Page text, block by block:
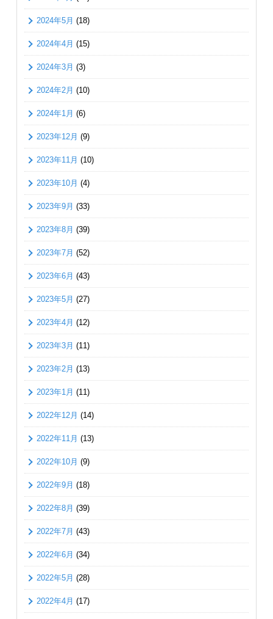
2024年5月 (18)
2024年4月 (15)
2024年3月 (3)
2024年2月 (10)
2024年1月 (6)
2023年12月 (9)
2023年11月 (10)
2023年10月 (4)
2023年9月 (33)
2023年8月 (39)
2023年7月 (52)
2023年6月 (43)
2023年5月 (27)
2023年4月 (12)
2023年3月 (11)
2023年2月 (13)
2023年1月 (11)
2022年12月 (14)
2022年11月 (13)
2022年10月 (9)
2022年9月 (18)
2022年8月 (39)
2022年7月 (43)
2022年6月 (34)
2022年5月 (28)
2022年4月 (17)